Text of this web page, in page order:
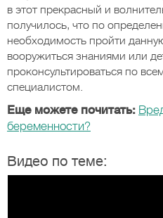
в этот прекрасный и
получилось, что по
необходимость пройти
вооружиться знаниями или
проконсультироваться по
специалистом.
Еще можете почитать:
беременности?
Видео по теме: